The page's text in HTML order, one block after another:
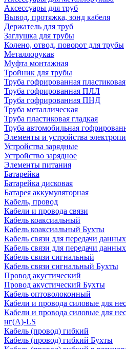
Аксессуары для труб
Вывод, протяжка, зонд кабеля
Держатель для труб
Заглушка для трубы
Колено, отвод, поворот для трубы
Металлорукав
Муфта монтажная
Тройник для трубы
Труба гофрированная пластиковая
Труба гофрированная ПЛЛ
Труба гофрированная ПНД
Труба металлическая
Труба пластиковая гладкая
Труба автомобильная
Элементы и устройства
Устройства зарядные
Устройство зарядное
Элементы питания
Батарейка
Батарейка дисковая
Батарея аккумуляторная
Кабель, провод
Кабели и провода связи
Кабель коаксиальный
Кабель коаксиальный Бухты
Кабель связи для передачи данных
Кабель связи для передачи
Кабель связи сигнальный
Кабель связи сигнальный Бухты
Провод акустический
Провод акустический Бухты
Кабель оптоволоконный
Кабели и провода силовые для
Кабели и провода силовые для
нг(А)-LS
Кабель (провод) гибкий
Кабель (провод) гибкий Бухты